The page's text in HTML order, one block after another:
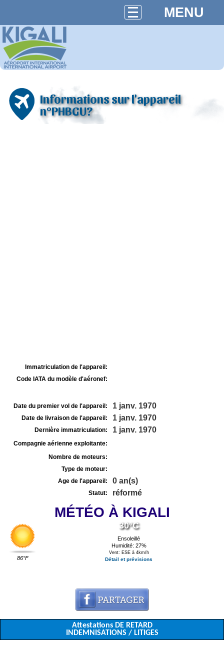
MENU
Informations sur l'appareil
n°PHBGU?
Immatriculation de l'appareil:
Code IATA du modèle d'aéronef:
Date du premier vol de l'appareil: 1 janv. 1970
Date de livraison de l'appareil: 1 janv. 1970
Dernière immatriculation: 1 janv. 1970
Compagnie aérienne exploitante:
Nombre de moteurs:
Type de moteur:
Age de l'appareil:
0 an(s)
Statut: réformé
MÉTÉO À KIGALI
86°F
30°C
Ensoleillé
Humidité: 27%
Vent: ESE à 4km/h
Détail et prévisions
Attestations DE RETARD
INDEMNISATIONS / LITIGES